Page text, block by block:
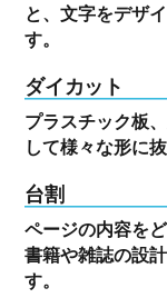
と、文字をデザ
す。
ダイカット
プラスチック板
して様々な形に
台割
ページの内容を
書籍や雑誌の設
す。